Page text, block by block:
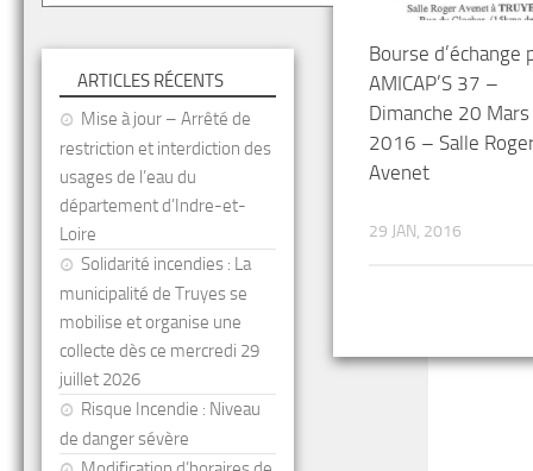
Bourse d’échange
AMICAP’S 37 –
Dimanche 20 Mars
2016 – Salle
Avenet
29 JAN, 2016
ARTICLES RÉCENTS
Mise à jour – Arrêté de
restriction et interdiction des
usages de l’eau du
département d’Indre-et-
Loire
Solidarité incendies : La
municipalité de Truyes se
mobilise et organise une
collecte dès ce mercredi 29
juillet 2026
Risque Incendie : Niveau
de danger sévère